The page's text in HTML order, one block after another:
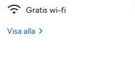
Gratis wi-fi
Visa alla